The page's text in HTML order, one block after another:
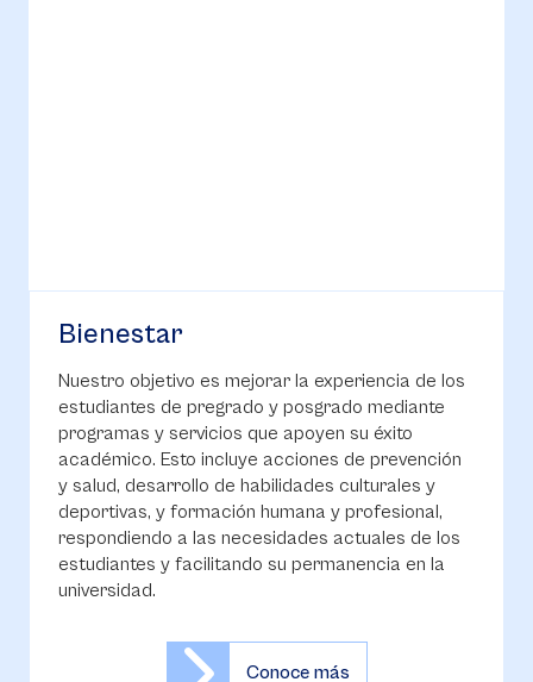
Bienestar
Nuestro objetivo es mejorar la experiencia de los
estudiantes de pregrado y posgrado mediante
programas y servicios que apoyen su éxito
académico. Esto incluye acciones de prevención
y salud, desarrollo de habilidades culturales y
deportivas, y formación humana y profesional,
respondiendo a las necesidades actuales de los
estudiantes y facilitando su permanencia en la
universidad.
Conoce más